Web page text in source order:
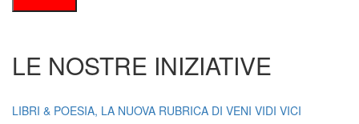
LE NOSTRE INIZIATIVE
LIBRI & POESIA, LA NUOVA RUBRICA DI VENI VIDI VICI